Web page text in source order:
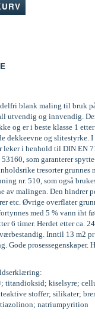
blank maling til bruk
utvendig og innvendig.
og er i beste klasse 1
dekkeevne og slitestyrke.
leker i henhold til DIN EN
som garanterer
tresorter grunnes
nr. 510, som også
av malingen. Den hindrer
etc. Øvrige overflater
med 5 % vann iht
6 timer. Herdet etter ca.
Inntil 13 m2
Gode prosessegenskaper.
titandioksid; kiselsyre;
stoffer; silikater;
natriumpyrition